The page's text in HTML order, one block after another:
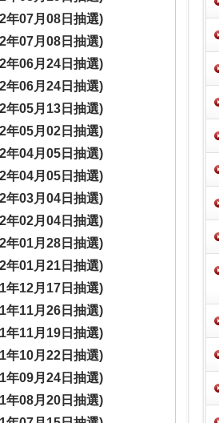
年07月08日抽選)
年07月08日抽選)
年06月24日抽選)
年06月24日抽選)
年05月13日抽選)
年05月02日抽選)
年04月05日抽選)
年04月05日抽選)
年03月04日抽選)
年02月04日抽選)
年01月28日抽選)
年01月21日抽選)
年12月17日抽選)
年11月26日抽選)
年11月19日抽選)
年10月22日抽選)
年09月24日抽選)
年08月20日抽選)